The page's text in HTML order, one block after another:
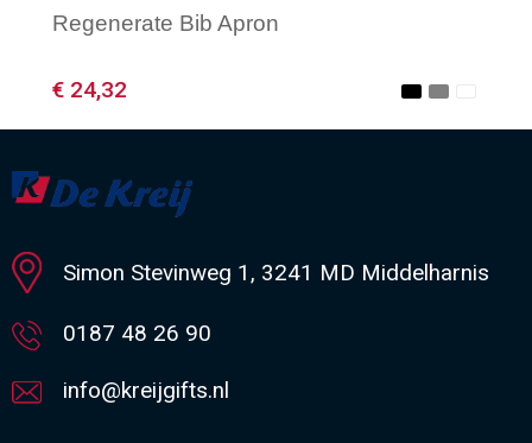
Regenerate Bib Apron
€ 24,32
Minimale afname: 1
Simon Stevinweg 1, 3241 MD Middelharnis
0187 48 26 90
info@kreijgifts.nl